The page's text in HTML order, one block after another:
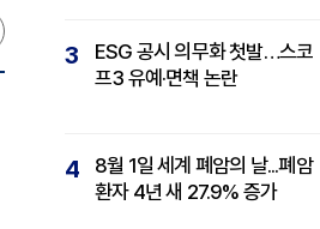
3
ESG 공시 의무화 첫발…스코
프3 유예·면책 논란
4
8월 1일 세계 폐암의 날...폐암
환자 4년 새 27.9% 증가